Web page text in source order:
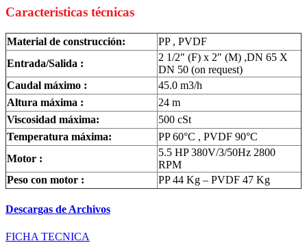
Caracteristicas técnicas
Material de construcción:
PP , PVDF
Entrada/Salida :
2 1/2″ (F) x 2″ (M) ,DN 65 X
DN 50 (on request)
Caudal máximo :
45.0 m3/h
Altura máxima :
24 m
Viscosidad máxima:
500 cSt
Temperatura máxima:
PP 60°C , PVDF 90°C
Motor :
5.5 HP 380V/3/50Hz 2800
RPM
Peso con motor :
PP 44 Kg – PVDF 47 Kg
Descargas de Archivos
FICHA TECNICA